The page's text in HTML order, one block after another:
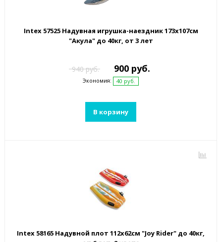
Intex 57525 Надувная игрушка-наездник 173х107см
"Акула" до 40кг, от 3 лет
940 руб. 900 руб.
Экономия: 40 руб.
В корзину
Intex 58165 Надувной плот 112х62см "Joy Rider" до 40кг,